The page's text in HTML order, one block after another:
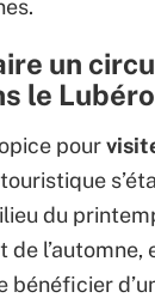
un
le
pour
du
de l’automne,
bénéficier